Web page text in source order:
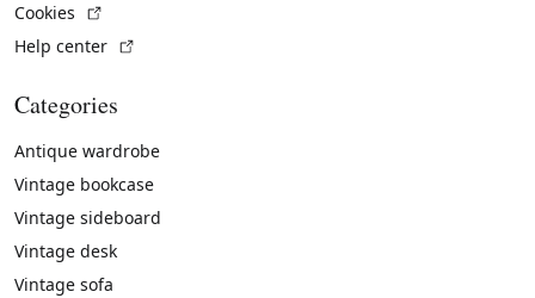
Cookies
Help center
Categories
Antique wardrobe
Vintage bookcase
Vintage sideboard
Vintage desk
Vintage sofa